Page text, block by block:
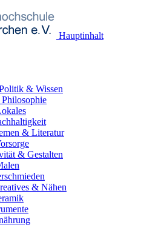
Hauptinhalt
& Wissen
& Literatur
& Gestalten
& Nähen